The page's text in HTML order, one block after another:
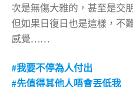
次是無傷大雅的，甚至是交
但如果日復日也是這樣，不
感覺……
#我要不停為人付出
#先值得其他人唔會丟低我